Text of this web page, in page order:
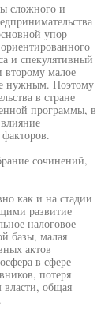
сложного и
упор
и спекулятивный
второму малое
нужным. Поэтому
в стране
программы, в
сочинений,
как и на стадии
развитие
налоговое
базы, малая
актов
в сфере
потеря
власти, общая